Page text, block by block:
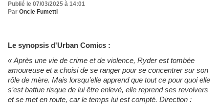
Publié le 07/03/2025 à 14:01
Par Oncle Fumetti
Le synopsis d'Urban Comics :
« Après une vie de crime et de violence, Ryder est tombée
amoureuse et a choisi de se ranger pour se concentrer sur son
rôle de mère. Mais lorsqu’elle apprend que tout ce pour quoi elle
s’est battue risque de lui être enlevé, elle reprend ses revolvers
et se met en route, car le temps lui est compté. Direction :